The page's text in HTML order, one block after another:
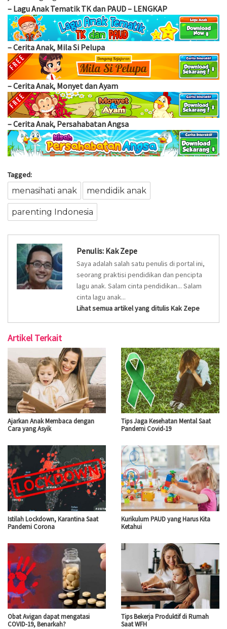
– Lagu Anak Tematik TK dan PAUD – LENGKAP
–Cerita Anak, Mila Si Pelupa
–Cerita Anak, Monyet dan Ayam
–Cerita Anak, Persahabatan Angsa
Tagged:
menasihati anak mendidik anak
parenting Indonesia
Penulis: Kak Zepe
Saya adalah salah satu penulis di portal ini,
seorang praktisi pendidikan dan pencipta
lagu anak. Salam cinta pendidikan... Salam
cinta lagu anak...
Lihat semua artikel yang ditulis Kak Zepe
Artikel Terkait
Ajarkan Anak Membaca dengan
Cara yang Asyik
Tips Jaga Kesehatan Mental Saat
Pandemi Covid-19
Istilah Lockdown, Karantina Saat
Pandemi Corona
Kurikulum PAUD yang Harus Kita
Ketahui
Obat Avigan dapat mengatasi
COVID-19, Benarkah?
Tips Bekerja Produktif di Rumah
Saat WFH